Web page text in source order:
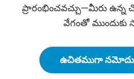
ప్రారంభించవచ్చు—మీరు ఉన్న
వేగంతో ముందుకు
ఉచితముగా నమోదు